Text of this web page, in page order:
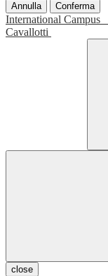
Annulla Conferma
International Campus
Cavallotti
close